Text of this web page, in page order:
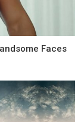
Faces